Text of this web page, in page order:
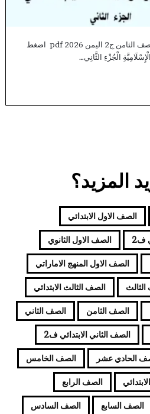
تحميل كتاب التربية الإسلامية للصف الثامن ج2 اليمن 2026 pdf اضغط
الْجُزْءِ الثَّانِي…
المزيد؟
الصف الاول الابتدائي
ف2 الصف الاول الثانوي
الصف الاول المنهج الاماراتي
الصف الثالث الابتدائي
الصف الثامن الصف الثاني
الصف الثاني الابتدائي ف2
الحادي عشر الصف الخامس
الصف الرابع
الصف السابع الصف السادس